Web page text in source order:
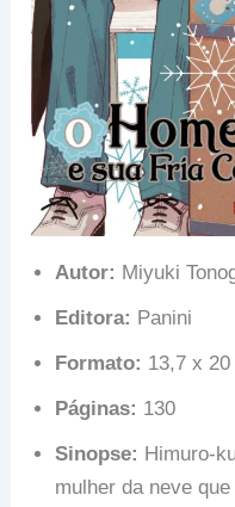
Autor: Miyuki
Editora: Panini
Formato: 13,7 x 20
Páginas: 130
Sinopse: Himuro-
mulher da neve